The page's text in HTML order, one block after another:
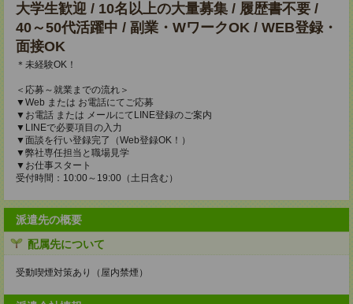
大学生歓迎 / 10名以上の大量募集 / 履歴書不要 /
40～50代活躍中 / 副業・WワークOK / WEB登録・
面接OK
＊未経験OK！
＜応募～就業までの流れ＞
▼Web または お電話にてご応募
▼お電話 または メールにてLINE登録のご案内
▼LINEで必要項目の入力
▼面談を行い登録完了（Web登録OK！）
▼弊社専任担当と職場見学
▼お仕事スタート
受付時間：10:00～19:00（土日含む）
派遣先の概要
配属先について
受動喫煙対策あり（屋内禁煙）